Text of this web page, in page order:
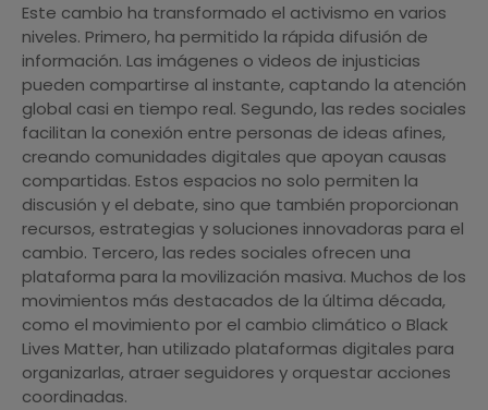
Este cambio ha transformado el activismo en varios
niveles. Primero, ha permitido la rápida difusión de
información. Las imágenes o videos de injusticias
pueden compartirse al instante, captando la atención
global casi en tiempo real. Segundo, las redes sociales
facilitan la conexión entre personas de ideas afines,
creando comunidades digitales que apoyan causas
compartidas. Estos espacios no solo permiten la
discusión y el debate, sino que también proporcionan
recursos, estrategias y soluciones innovadoras para el
cambio. Tercero, las redes sociales ofrecen una
plataforma para la movilización masiva. Muchos de los
movimientos más destacados de la última década,
como el movimiento por el cambio climático o Black
Lives Matter, han utilizado plataformas digitales para
organizarlas, atraer seguidores y orquestar acciones
coordinadas.